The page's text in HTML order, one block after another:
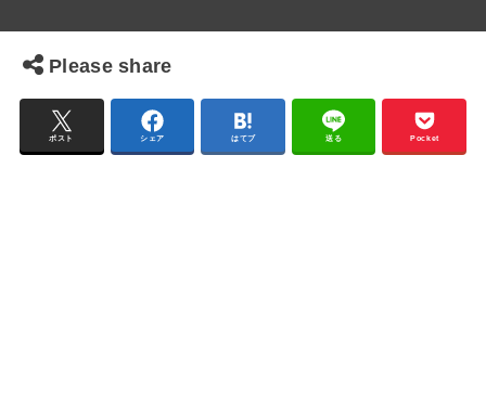
Please share
ポスト シェア はてブ 送る Pocket